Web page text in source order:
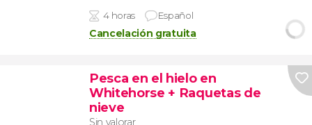
4 horas Español
Cancelación gratuita
Pesca en el hielo en
Whitehorse + Raquetas de
nieve
Sin valorar